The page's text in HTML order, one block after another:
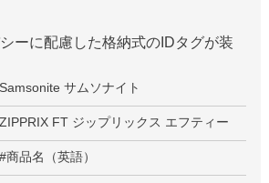
ーに配慮した格納式のIDタグが装
Samsonite サムソナイト
ZIPPRIX FT ジップリックス エフティー
#商品名（英語）